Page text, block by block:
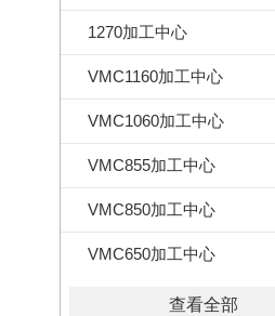
1270加工中心
VMC1160加工中心
VMC1060加工中心
VMC855加工中心
VMC850加工中心
VMC650加工中心
查看全部